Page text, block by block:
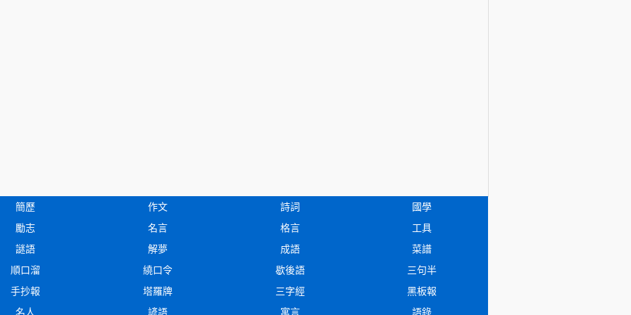
簡歷 作文 詩詞
國學
勵志
名言 格言
工具
謎語
解夢 成語
菜譜
順口溜
繞口令 歇後語
三句半
手抄報
塔羅牌 三字經
黑板報
名人
諺語 寓言 語錄